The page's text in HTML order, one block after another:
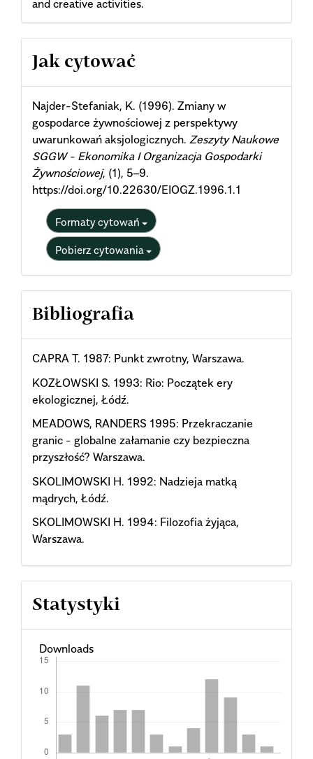
and creative activities.
Article
Details
Jak cytować
Najder-Stefaniak, K. (1996). Zmiany w
gospodarce żywnościowej z perspektywy
uwarunkowań aksjologicznych. Zeszyty Naukowe
SGGW - Ekonomika I Organizacja Gospodarki
Żywnościowej, (1), 5–9.
https://doi.org/10.22630/EIOGZ.1996.1.1
Formaty cytowań
Pobierz cytowania
Bibliografia
CAPRA T. 1987: Punkt zwrotny, Warszawa.
KOZŁOWSKI S. 1993: Rio: Początek ery
ekologicznej, Łódź.
MEADOWS, RANDERS 1995: Przekraczanie
granic - globalne załamanie czy bezpieczna
przyszłość? Warszawa.
SKOLIMOWSKI H. 1992: Nadzieja matką
mądrych, Łódź.
SKOLIMOWSKI H. 1994: Filozofia żyjąca,
Warszawa.
Statystyki
Downloads